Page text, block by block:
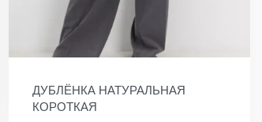
ДУБЛЁНКА НАТУРАЛЬНАЯ
КОРОТКАЯ